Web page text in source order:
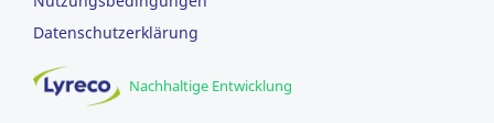
Datenschutzerklärung
Nachhaltige Entwicklung